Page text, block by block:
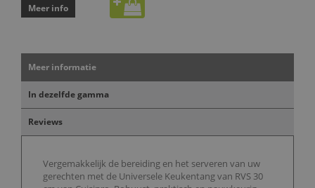
Meer info
Meer informatie
In dezelfde gamma
Reviews
Vergemakkelijk de bereiding en het serveren van uw
gerechten met de Universele Keukentang van RVS 30